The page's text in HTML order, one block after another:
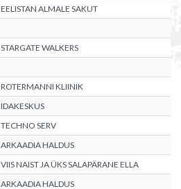
EELISTAN ALMALE SAKUT
STARGATE WALKERS
ROTERMANNI KLIINIK
IDAKESKUS
TECHNO SERV
ARKAADIA HALDUS
VIIS NAIST JA ÜKS SALAPÄRANE ELLA
ARKAADIA HALDUS